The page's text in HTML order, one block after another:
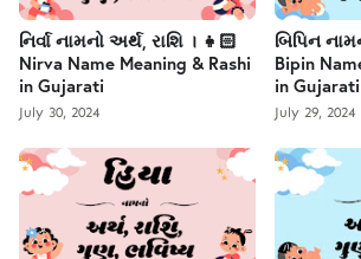
નિર્વા નામનો અર્થ, રાશિ । 👧🏻
Nirva Name Meaning & Rashi
in Gujarati
July 30, 2024
બિપિન
Bipin
in Gujarati
July 29, 2024